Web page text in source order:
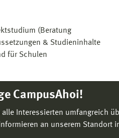
(Beratung
& Studieninhalte
für Schulen
CampusAhoi!
alle Interessierten umfangreich
an unserem Standort